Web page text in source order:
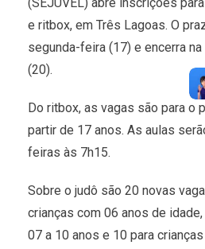
e ritbox, em Três Lagoas. O
segunda-feira (17) e encerra
(20).
Do ritbox, as vagas são para o
partir de 17 anos. As aulas
feiras às 7h15.
Sobre o judô são 20 novas
crianças com 06 anos de
07 a 10 anos e 10 para